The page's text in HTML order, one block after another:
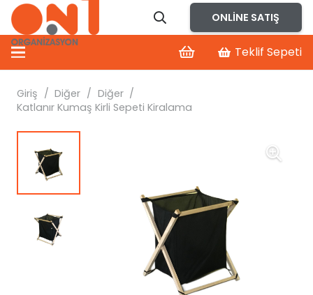
ONLINE SATIŞ
Teklif Sepeti
Giriş / Diğer / Diğer /
Katlanır Kumaş Kirli Sepeti Kiralama